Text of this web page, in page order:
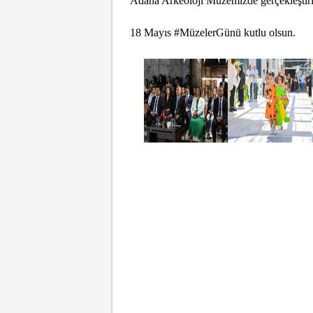
18 Mayıs #MüzelerGünü kutlu olsun.